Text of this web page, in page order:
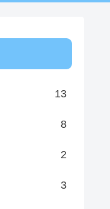
13
8
2
3